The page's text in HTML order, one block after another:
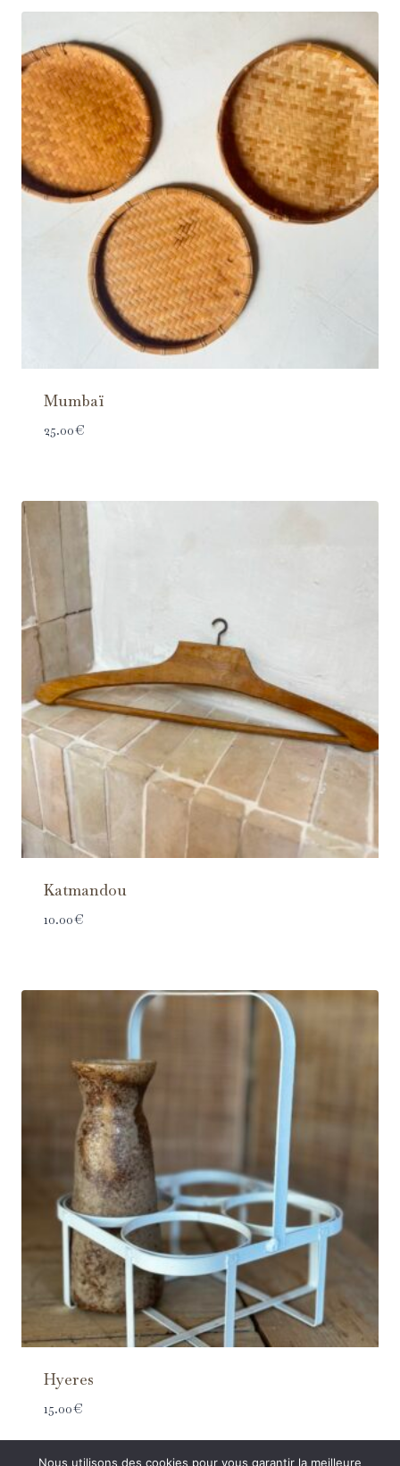
Mumbaï
25.00€
Katmandou
10.00€
Hyeres
15.00€
Nous utilisons des cookies pour vous garantir la meilleure